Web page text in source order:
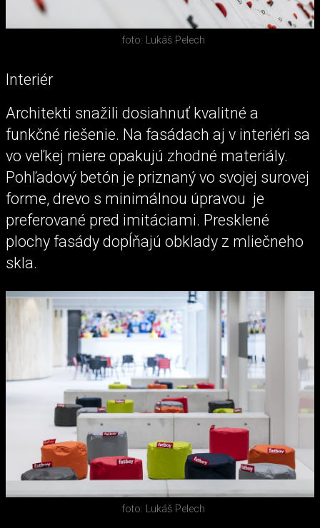
foto: Lukáš Pelech
Interiér
Architekti snažili dosiahnuť kvalitné a
funkčné riešenie. Na fasádach aj v interiéri sa
vo veľkej miere opakujú zhodné materiály.
Pohľadový betón je priznaný vo svojej surovej
forme, drevo s minimálnou úpravou je
preferované pred imitáciami. Presklené
plochy fasády dopĺňajú obklady z mliečneho
skla.
foto: Lukáš Pelech